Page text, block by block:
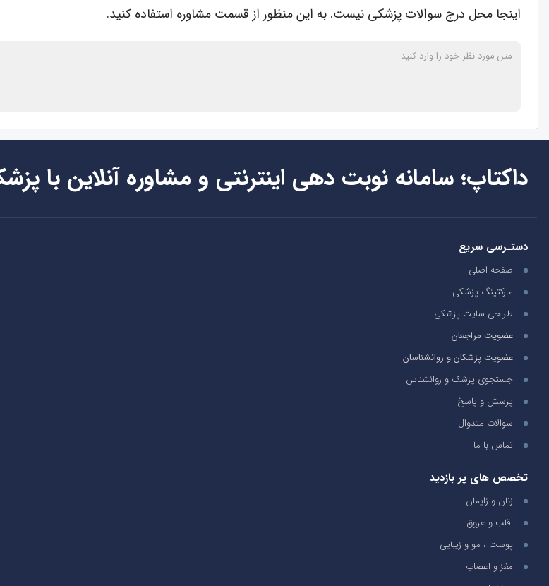
اینجا محل درج سوالات پزشکی نیست. به این منظور از قسمت مشاوره استفاده کنید.
داکتاپ؛ سامانه نوبت دهی اینترنتی و مشاوره آنلاین با
دستـرسی سریع
صفحه اصلی
مارکتینگ پزشکی
طراحی سایت پزشکی
عضویت مراجعان
عضویت پزشکان و روانشناسان
جستجوی پزشک و روانشناس
پرسش و پاسخ
سوالات متدوال
تماس با ما
تخصص های پر بازدید
زنان و زایمان
قلب و عروق
پوست ، مو و زیبایی
مغز و اعصاب